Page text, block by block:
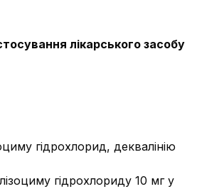
лікарського засобу
гідрохлорид, деквалінію
гідрохлориду 10 мг у